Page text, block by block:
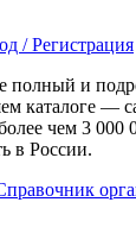
/ Регистрация
полный и
каталоге —
чем 3 000
в России.